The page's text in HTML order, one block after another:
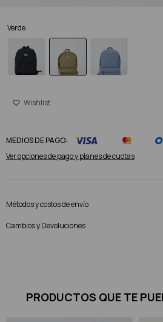
Verde
MEDIOS DE PAGO:
Ver opciones de pago y planes de cuotas
Métodos y costos de envío
Cambios y Devoluciones
PRODUCTOS QUE TE